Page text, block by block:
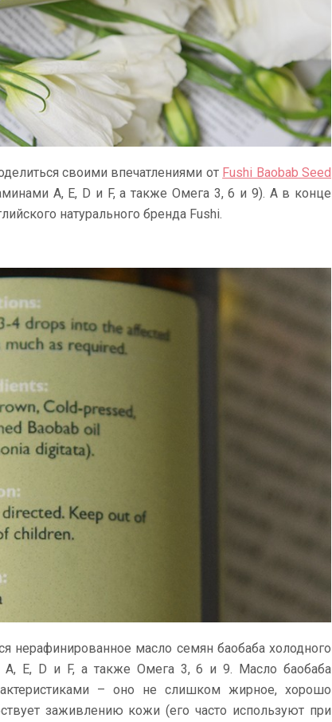
своими впечатлениями от Fushi Baobab Seed
A, E, D и F, а также Омега 3, 6 и 9). А в конце
натурального бренда Fushi.
нерафинированное масло семян баобаба холодного
A, E, D и F, а также Омега 3, 6 и 9. Масло баобаба
– оно не слишком жирное, хорошо
заживлению кожи (его часто используют при